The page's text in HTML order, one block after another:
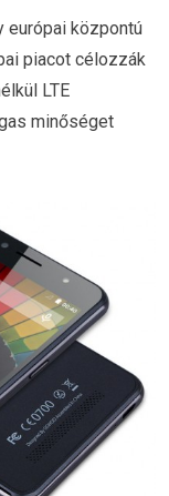
európai központú
piacot célozzák
LTE
minőséget